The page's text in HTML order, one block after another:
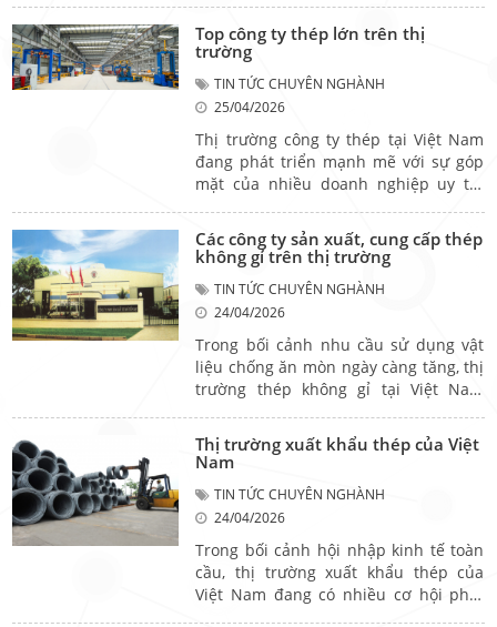
tổng thể. Các vật liệu như tấm nhôm
ốp tường, tấm ốp kim loại hay tấm ốp
trang trí ngày càng được ưa chuộng.
Tuy nhiên, để lựa chọn phù hợp, cần
cân nhắc kỹ điều kiện khí hậu và nhu
cầu sử dụng thực tế.
Top công ty thép lớn trên thị
trường
TIN TỨC CHUYÊN NGHÀNH
25/04/2026
Thị trường công ty thép tại Việt Nam
đang phát triển mạnh mẽ với sự góp
mặt của nhiều doanh nghiệp uy tín
công ty thép lớn trên thị trường như
Công ty Nhà Thép Trí Việt, Công ty
TNHH Sản Xuất Thương Mại Sắt Thép
Ánh Hòa, hay Công Ty Cổ Phần Thép
Cẩm Nguyên,... luôn được đánh giá
cao về năng lực sản xuất và cung ứng.
Bài viết dưới đây sẽ giúp bạn khám
phá Top công ty thép lớn trên thị
trường hiện nay.
Các công ty sản xuất, cung cấp thép
không gỉ trên thị trường
TIN TỨC CHUYÊN NGHÀNH
24/04/2026
Trong bối cảnh nhu cầu sử dụng vật
liệu chống ăn mòn ngày càng tăng, thị
trường thép không gỉ tại Việt Nam
hiện của nhiều doanh nghiệp như
Công ty TNHH thép không gỉ Hà Anh,
Công ty TNHH MTV thép không gỉ Việt
Mỹ đã góp phần đa dạng nguồn cung
và nâng cao chất lượng sản phẩm trên
thị trường.
Thị trường xuất khẩu thép của Việt
Nam
TIN TỨC CHUYÊN NGHÀNH
24/04/2026
Trong bối cảnh hội nhập kinh tế toàn
cầu, thị trường xuất khẩu thép của
Việt Nam đang có nhiều cơ hội phát